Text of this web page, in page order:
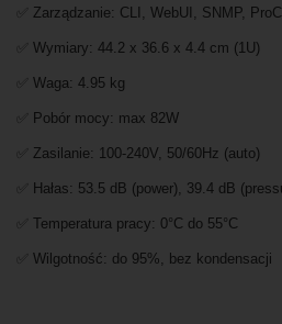
✅ Zarządzanie: CLI, WebUI, SNMP,
✅ Wymiary: 44.2 x 36.6 x 4.4 cm (1U)
✅ Waga: 4.95 kg
✅ Pobór mocy: max 82W
✅ Zasilanie: 100-240V, 50/60Hz (auto)
✅ Hałas: 53.5 dB (power), 39.4 dB
✅ Temperatura pracy: 0°C do 55°C
✅ Wilgotność: do 95%, bez kondensacji